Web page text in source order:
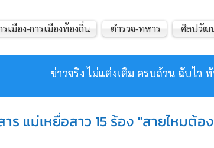
ข่าวจริง ไม่แต่งเติม ครบถ้วน ฉับไว
รเมือง-การเมืองท้องถิ่น ตำรวจ-ทหาร ศิลปวัฒ
ร แม่เหยื่อสาว 15 ร้อง "สายไหม